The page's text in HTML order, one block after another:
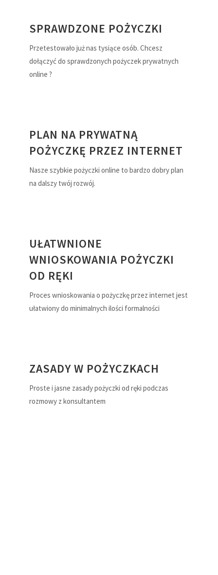
SPRAWDZONE POŻYCZKI
Przetestowało już nas tysiące osób. Chcesz
dołączyć do sprawdzonych pożyczek prywatnych
online ?
PLAN NA PRYWATNĄ
POŻYCZKĘ PRZEZ INTERNET
Nasze szybkie pożyczki online to bardzo dobry plan
na dalszy twój rozwój.
UŁATWNIONE
WNIOSKOWANIA POŻYCZKI
OD RĘKI
Proces wnioskowania o pożyczkę przez internet jest
ułatwiony do minimalnych ilości formalności
ZASADY W POŻYCZKACH
Proste i jasne zasady pożyczki od ręki podczas
rozmowy z konsultantem